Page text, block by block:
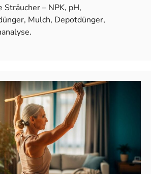
Sträucher – NPK, pH,
Mulch, Depotdünger,